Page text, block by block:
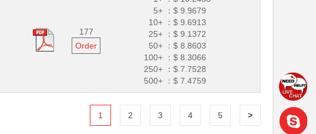
177
Order
5+ ：$ 9.9679
10+ ：$ 9.6913
25+ ：$ 9.1372
50+ ：$ 8.8603
100+ ：$ 8.3066
250+ ：$ 7.7528
500+ ：$ 7.4759
1 2 3 4 5 >